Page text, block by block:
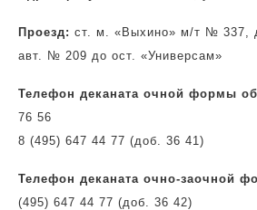
Проезд: ст. м. «Выхино» м/т № 337,
авт. № 209 до ост. «Универсам»
Телефон деканата очной формы
76 56
8 (495) 647 44 77 (доб. 36 41)
Телефон деканата очно-заочной
(495) 647 44 77 (доб. 36 42)